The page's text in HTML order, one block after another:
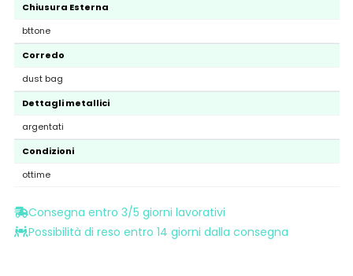
Chiusura Esterna
bttone
Corredo
dust bag
Dettagli metallici
argentati
Condizioni
ottime
Consegna entro 3/5 giorni lavorativi
Possibilità di reso entro 14 giorni dalla consegna